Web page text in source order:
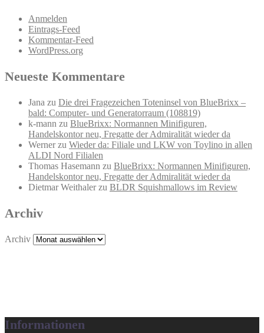
Anmelden
Eintrags-Feed
Kommentar-Feed
WordPress.org
Neueste Kommentare
Jana zu Die drei Fragezeichen Toteninsel von BlueBrixx –
bald: Computer- und Generatorraum (108819)
k-mann zu BlueBrixx: Normannen Minifiguren,
Handelskontor neu, Fregatte der Admiralität wieder da
Wernerzu Wieder da: Filiale und LKW von Toylino in allen
ALDI Nord Filialen
Thomas Hasemann zu BlueBrixx: Normannen Minifiguren,
Handelskontor neu, Fregatte der Admiralität wieder da
Dietmar Weithalerzu BLDR Squishmallows im Review
Archiv
Archiv
Informationen